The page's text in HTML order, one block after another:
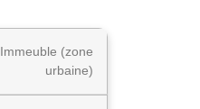
Immeuble (zone
urbaine)